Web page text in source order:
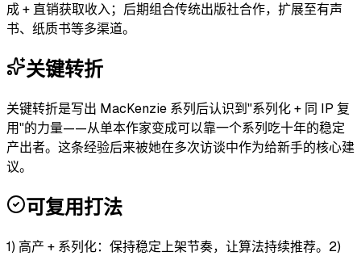
成 + 直销获取收入；后期组合传统出版社合作，扩展至有声
书、纸质书等多渠道。
关键转折
关键转折是写出 MacKenzie 系列后认识到"系列化 + 同 IP 复
用"的力量——从单本作家变成可以靠一个系列吃十年的稳定
产出者。这条经验后来被她在多次访谈中作为给新手的核心建
议。
可复用打法
1) 高产 + 系列化：保持稳定上架节奏，让算法持续推荐。2)